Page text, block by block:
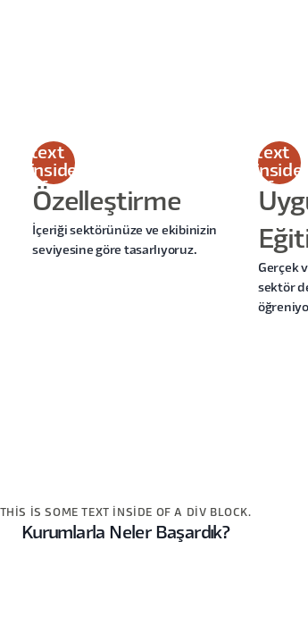
text
inside
of a
div
block.
Özelleştirme
İçeriği sektörünüze ve ekibinizin
seviyesine göre tasarlıyoruz.
text
inside
of a
div
block.
Gerçek
sektör
THIS IS SOME TEXT INSIDE OF A DIV BLOCK.
Kurumlarla Neler Başardık?